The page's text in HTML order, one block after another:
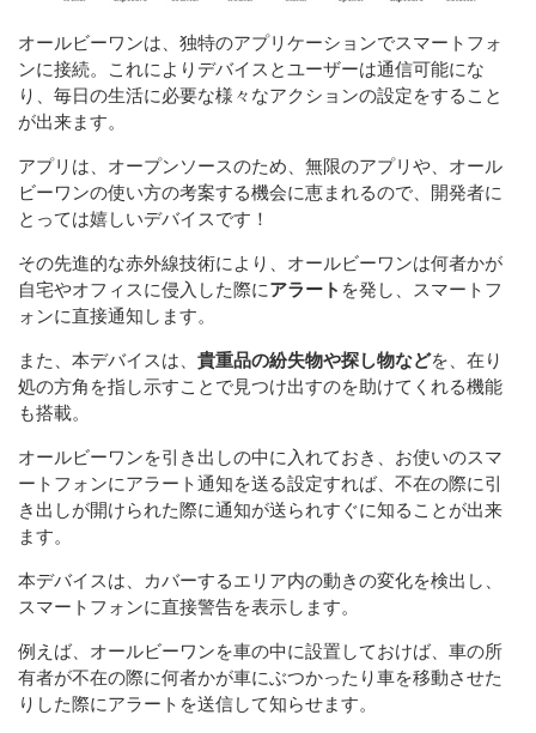
オールビーワンは、独特のアプリケーションでスマートフォ
ンに接続。これによりデバイスとユーザーは通信可能にな
り、毎日の生活に必要な様々なアクションの設定をすること
が出来ます。
アプリは、オープンソースのため、無限のアプリや、オール
ビーワンの使い方の考案する機会に恵まれるので、開発者に
とっては嬉しいデバイスです！
その先進的な赤外線技術により、オールビーワンは何者かが
自宅やオフィスに侵入した際にアラート を発し、スマートフ
ォンに直接通知します。
また、本デバイスは、 貴重品の紛失物や探し物などを、在り
処の方角を指し示すことで見つけ出すのを助けてくれる機能
も搭載。
オールビーワンを引き出しの中に入れておき、お使いのスマ
ートフォンにアラート通知を送る設定すれば、不在の際に引
き出しが開けられた際に通知が送られすぐに知ることが出来
ます。
本デバイスは、カバーするエリア内の動きの変化を検出し、
スマートフォンに直接警告を表示します。
例えば、オールビーワンを車の中に設置しておけば、車の所
有者が不在の際に何者かが車にぶつかったり車を移動させた
りした際にアラートを送信して知らせます。